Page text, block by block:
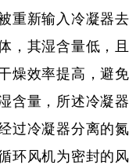
重新输入冷凝器去
，其湿含量低，且
燥效率提高，避免
含量，所述冷凝器
过冷凝器分离的氮
环风机为密封的风